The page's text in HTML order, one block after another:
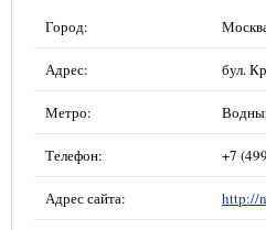
Город:
Адрес: бул.
Метро:
Телефон: +7
Адрес сайта: http://